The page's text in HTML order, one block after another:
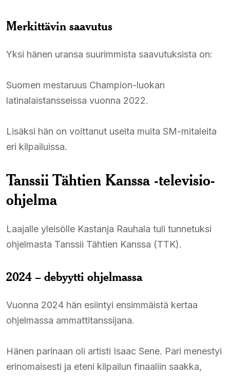
Merkittävin saavutus
Yksi hänen uransa suurimmista saavutuksista on:
Suomen mestaruus Champion-luokan
latinalaistansseissa vuonna 2022.
Lisäksi hän on voittanut useita muita SM-mitaleita
eri kilpailuissa.
Tanssii Tähtien Kanssa -televisio-
ohjelma
Laajalle yleisölle Kastanja Rauhala tuli tunnetuksi
ohjelmasta Tanssii Tähtien Kanssa (TTK).
2024 – debyytti ohjelmassa
Vuonna 2024 hän esiintyi ensimmäistä kertaa
ohjelmassa ammattitanssijana.
Hänen parinaan oli artisti Isaac Sene. Pari menestyi
erinomaisesti ja eteni kilpailun finaaliin saakka,